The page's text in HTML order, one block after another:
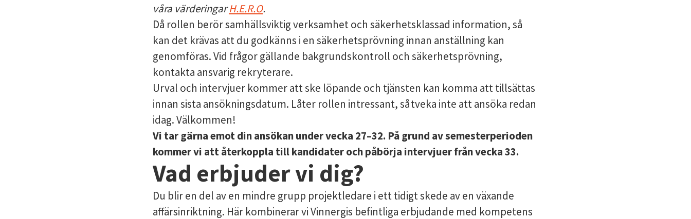
våra värderingarH.E.R.O.
Då rollen berör samhällsviktig verksamhet och säkerhetsklassad information, så
kan det krävas att du godkänns i en säkerhetsprövning innan anställning kan
genomföras. Vid frågor gällande bakgrundskontroll och säkerhetsprövning,
kontakta ansvarig rekryterare.
Urval och intervjuer kommer att ske löpande och tjänsten kan komma att tillsättas
innan sista ansökningsdatum. Låter rollen intressant, så tveka inte att ansöka redan
idag. Välkommen!
Vi tar gärna emot din ansökan under vecka 27–32. På grund av semesterperioden
kommer vi att återkoppla till kandidater och påbörja intervjuer från vecka 33.
Vad erbjuder vi dig?
Du blir en del av en mindre grupp projektledare i ett tidigt skede av en växande
affärsinriktning. Här kombinerar vi Vinnergis befintliga erbjudande med kompetens